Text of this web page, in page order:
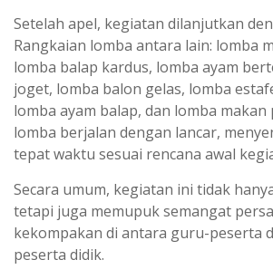
Setelah apel, kegiatan dilanjutkan
Rangkaian lomba antara lain: lomba
lomba balap kardus, lomba ayam
joget, lomba balon gelas, lomba
lomba ayam balap, dan lomba makan
lomba berjalan dengan lancar,
tepat waktu sesuai rencana awal
Secara umum, kegiatan ini tidak
tetapi juga memupuk semangat
kekompakan di antara guru-peserta
peserta didik.